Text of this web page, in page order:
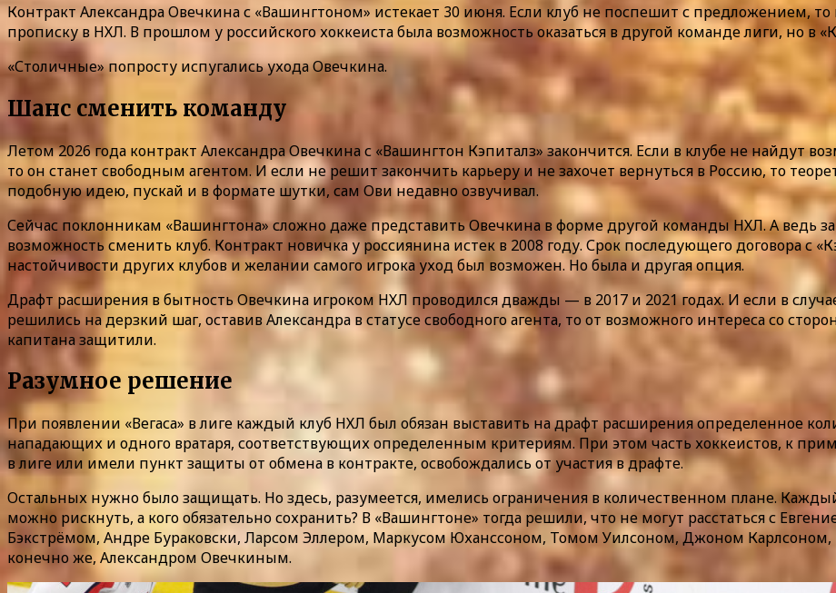
Контракт Александра Овечкина с «Вашингтоном» истекает 30 июня. Если клуб не поспешит с предложением,
прописку в НХЛ. В прошлом у российского хоккеиста была возможность оказаться в другой команде лиги, но в
«Столичные» попросту испугались ухода Овечкина.
Шанс сменить команду
Летом 2026 года контракт Александра Овечкина с «Вашингтон Кэпиталз» закончится. Если в клубе не найдут
то он станет свободным агентом. И если не решит закончить карьеру и не захочет вернуться в Россию, то
подобную идею, пускай и в формате шутки, сам Ови недавно озвучивал.
Сейчас поклонникам «Вашингтона» сложно даже представить Овечкина в форме другой команды НХЛ. А ведь
возможность сменить клуб. Контракт новичка у россиянина истек в 2008 году. Срок последующего договора с
настойчивости других клубов и желании самого игрока уход был возможен. Но была и другая опция.
Драфт расширения в бытность Овечкина игроком НХЛ проводился дважды — в 2017 и 2021 годах. И если в
решились на дерзкий шаг, оставив Александра в статусе свободного агента, то от возможного интереса со
капитана защитили.
Разумное решение
При появлении «Вегаса» в лиге каждый клуб НХЛ был обязан выставить на драфт расширения определенное
нападающих и одного вратаря, соответствующих определенным критериям. При этом часть хоккеистов, к
в лиге или имели пункт защиты от обмена в контракте, освобождались от участия в драфте.
Остальных нужно было защищать. Но здесь, разумеется, имелись ограничения в количественном плане.
можно рискнуть, а кого обязательно сохранить? В «Вашингтоне» тогда решили, что не могут расстаться с
Бэкстрёмом, Андре Бураковски, Ларсом Эллером, Маркусом Юханссоном, Томом Уилсоном, Джоном
конечно же, Александром Овечкиным.